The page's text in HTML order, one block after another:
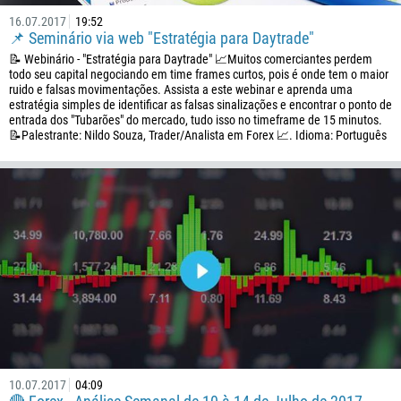
16.07.2017 19:52
📌 Seminário via web "Estratégia para Daytrade"
📝 Webinário - "Estratégia para Daytrade" 📈Muitos comerciantes perdem
todo seu capital negociando em time frames curtos, pois é onde tem o maior
ruido e falsas movimentações. Assista a este webinar e aprenda uma
estratégia simples de identificar as falsas sinalizações e encontrar o ponto de
entrada dos "Tubarões" do mercado, tudo isso no timeframe de 15 minutos.
📝Palestrante: Nildo Souza, Trader/Analista em Forex 📈. Idioma: Português
10.07.2017 04:09